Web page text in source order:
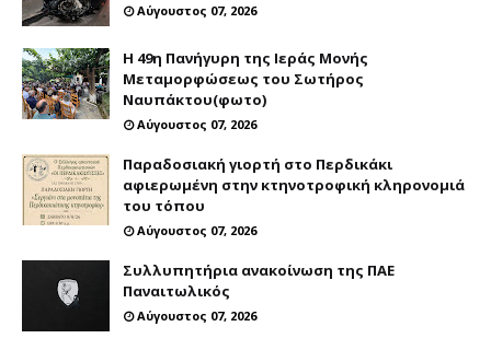
Αύγουστος 07, 2026
Η 49η Πανήγυρη της Ιεράς Μονής
Μεταμορφώσεως του Σωτήρος
Ναυπάκτου(φωτο)
Αύγουστος 07, 2026
Παραδοσιακή γιορτή στο Περδικάκι
αφιερωμένη στην κτηνοτροφική κληρονομιά
του τόπου
Αύγουστος 07, 2026
Συλλυπητήρια ανακοίνωση της ΠΑΕ
Παναιτωλικός
Αύγουστος 07, 2026